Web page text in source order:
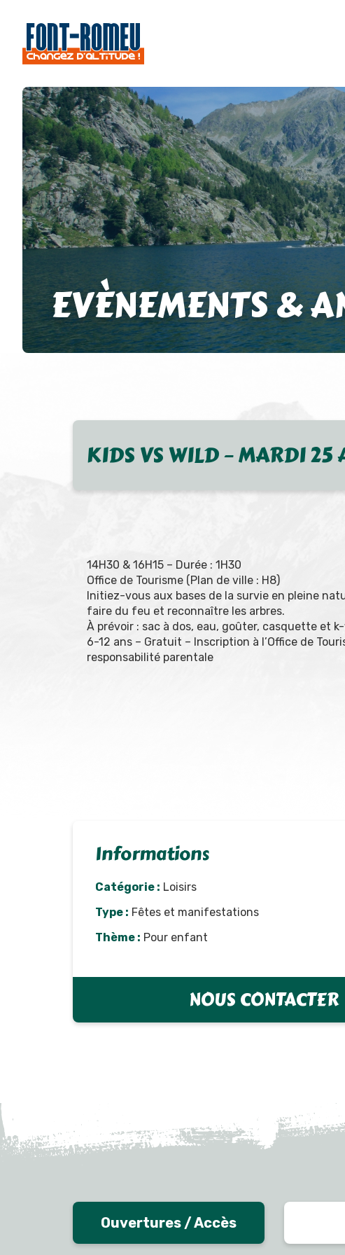
EVÈNEMENTS &
KIDS VS WILD – MARDI 25
14H30 & 16H15 – Durée : 1H30
Office de Tourisme (Plan de ville : H8)
Initiez-vous aux bases de la survie en pleine
faire du feu et reconnaître les arbres.
À prévoir : sac à dos, eau, goûter, casquette et
6-12 ans – Gratuit – Inscription à l’Office de
responsabilité parentale
Informations
Catégorie : Loisirs
Type : Fêtes et manifestations
Thème : Pour enfant
NOUS CONTACTER
Ouvertures / Accès